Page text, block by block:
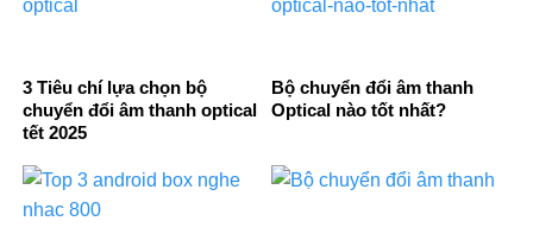
3 Tiêu chí lựa chọn bộ
chuyển đổi âm thanh optical
tết 2025
Bộ chuyển đổi âm thanh
Optical nào tốt nhất?